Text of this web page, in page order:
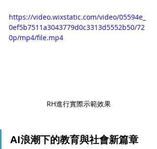
https://video.wixstatic.com/video/05594e_
0ef5b7511a3043779d0c3313d5552b50/72
0p/mp4/file.mp4
RH進行實際示範效果
AI浪潮下的教育與社會新篇章